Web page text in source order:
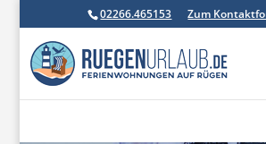
02266.465153 Zum